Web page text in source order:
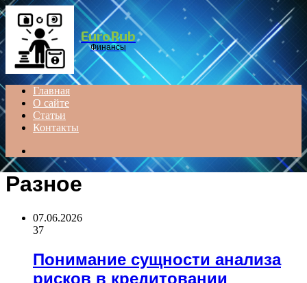
Menu
EuroRub
Финансы
Главная
О сайте
Статьи
Контакты
Разное
07.06.2026
37
Понимание сущности анализа
рисков в кредитовании